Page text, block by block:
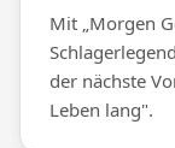
Mit „Morgen
der nächste
Leben lang".